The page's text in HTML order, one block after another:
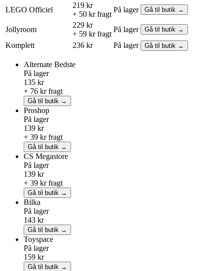
LEGO Officiel
219 kr
+ 50 kr fragt
På lager Gå til butik →
Jollyroom
229 kr
+ 59 kr fragt
På lager Gå til butik →
Komplett 236 kr På lager Gå til butik →
Alternate Bedste
På lager
135 kr
+ 76 kr fragt
Gå til butik →
Proshop
På lager
139 kr
+ 39 kr fragt
Gå til butik →
CS Megastore
På lager
139 kr
+ 39 kr fragt
Gå til butik →
Bilka
På lager
143 kr
Gå til butik →
Toyspace
På lager
159 kr
Gå til butik →